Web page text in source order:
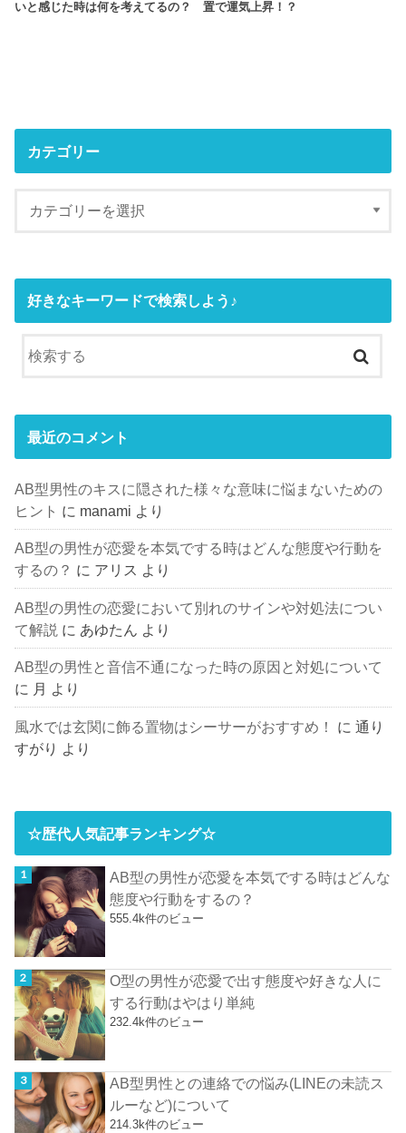
いと感じた時は何を考えてるの？
置で運気上昇！？
カテゴリー
好きなキーワードで検索しよう♪
最近のコメント
AB型男性のキスに隠された様々な意味に悩まないための
ヒント に manami より
AB型の男性が恋愛を本気でする時はどんな態度や行動を
するの？ に アリス より
AB型の男性の恋愛において別れのサインや対処法につい
て解説 に あゆたん より
AB型の男性と音信不通になった時の原因と対処について
に 月 より
風水では玄関に飾る置物はシーサーがおすすめ！ に通り
すがり より
☆歴代人気記事ランキング☆
AB型の男性が恋愛を本気でする時はどんな
態度や行動をするの？
555.4k件のビュー
O型の男性が恋愛で出す態度や好きな人に
する行動はやはり単純
232.4k件のビュー
AB型男性との連絡での悩み(LINEの未読ス
ルーなど)について
214.3k件のビュー